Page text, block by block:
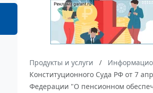
Продукты и услуги
Конституционного Суда РФ от 7
Федерации "О пенсионном